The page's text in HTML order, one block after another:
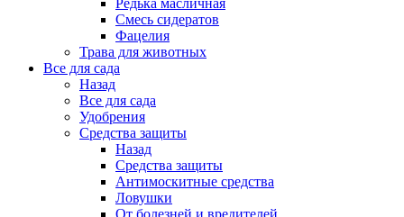
Редька масличная
Смесь сидератов
Фацелия
Трава для животных
Все для сада
Назад
Все для сада
Удобрения
Средства защиты
Назад
Средства защиты
Антимоскитные средства
Ловушки
От болезней и вредителей